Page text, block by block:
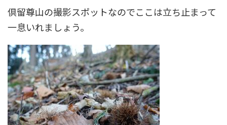
倶留尊山の撮影スポットなのでここは立ち止まって
一息いれましょう。